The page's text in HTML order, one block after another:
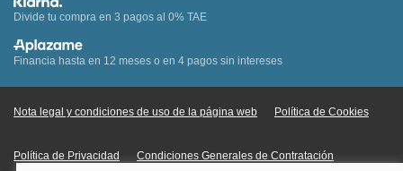
Divide tu compra en 3 pagos al 0% TAE
Financia hasta en 12 meses o en 4 pagos sin intereses
Nota legal y condiciones de uso de la página web Política de Cookies
Política de Privacidad Condiciones Generales de Contratación